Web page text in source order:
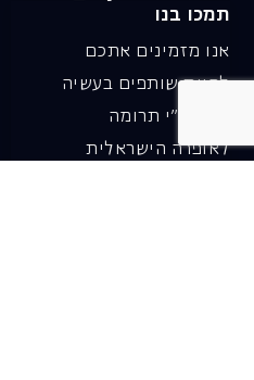
תמכו בנו
אנו מזמינים אתכם
להיות שותפים בעשיה
שלנו ע"י תרומה
לאופרה הישראלית